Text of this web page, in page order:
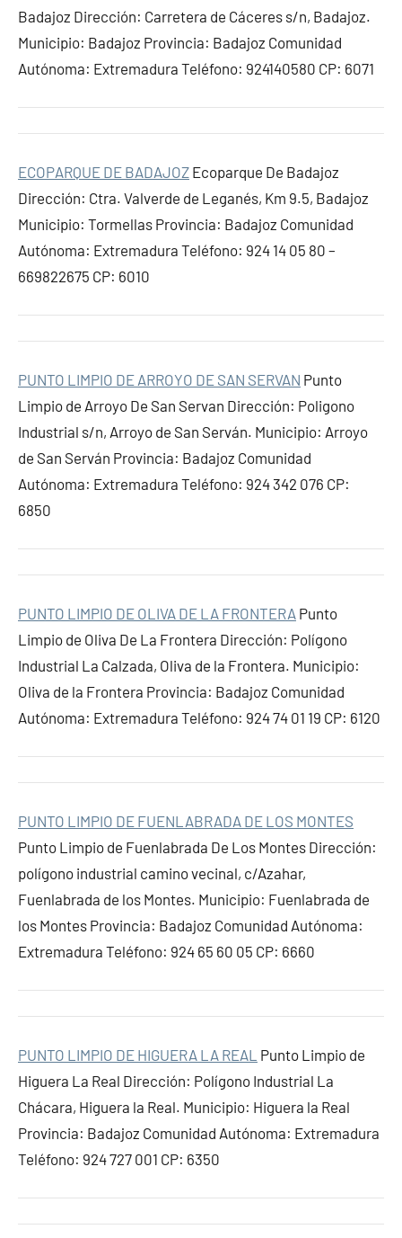
Badajoz Dirección: Carretera de Cáceres s/n, Badajoz.
Municipio: Badajoz Provincia: Badajoz Comunidad
Autónoma: Extremadura Teléfono: 924140580 CP: 6071
ECOPARQUE DE BADAJOZ Ecoparque De Badajoz
Dirección: Ctra. Valverde de Leganés, Km 9.5, Badajoz
Municipio: Tormellas Provincia: Badajoz Comunidad
Autónoma: Extremadura Teléfono: 924 14 05 80 –
669822675 CP: 6010
PUNTO LIMPIO DE ARROYO DE SAN SERVAN Punto
Limpio de Arroyo De San Servan Dirección: Poligono
Industrial s/n, Arroyo de San Serván. Municipio: Arroyo
de San Serván Provincia: Badajoz Comunidad
Autónoma: Extremadura Teléfono: 924 342 076 CP:
6850
PUNTO LIMPIO DE OLIVA DE LA FRONTERA Punto
Limpio de Oliva De La Frontera Dirección: Polígono
Industrial La Calzada, Oliva de la Frontera. Municipio:
Oliva de la Frontera Provincia: Badajoz Comunidad
Autónoma: Extremadura Teléfono: 924 74 01 19 CP: 6120
PUNTO LIMPIO DE FUENLABRADA DE LOS MONTES
Punto Limpio de Fuenlabrada De Los Montes Dirección:
polígono industrial camino vecinal, c/Azahar,
Fuenlabrada de los Montes. Municipio: Fuenlabrada de
los Montes Provincia: Badajoz Comunidad Autónoma:
Extremadura Teléfono: 924 65 60 05 CP: 6660
PUNTO LIMPIO DE HIGUERA LA REAL Punto Limpio de
Higuera La Real Dirección: Polígono Industrial La
Chácara, Higuera la Real. Municipio: Higuera la Real
Provincia: Badajoz Comunidad Autónoma: Extremadura
Teléfono: 924 727 001 CP: 6350